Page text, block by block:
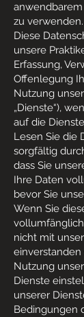
zu verwenden.
Diese
unsere
Erfassung,
Offenlegung
Nutzung
„Dienste“),
auf die
Lesen Sie die
sorgfältig
dass Sie
Ihre Daten
bevor Sie
Wenn Sie
nicht mit
einverstanden
Nutzung
Dienste
unserer
Bedingungen